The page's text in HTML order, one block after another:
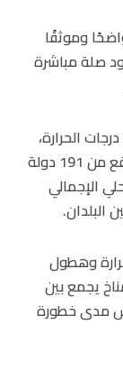
وموثقًا
صلة مباشرة
الحرارة،
هطول الأمطار، وبيانات متوسط العمر المتوقع من 191 دولة
المحلي الإجمالي
البلدان.
وهطول
يجمع بين
مدى خطورة